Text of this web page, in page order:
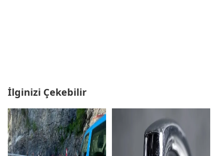
İlginizi Çekebilir